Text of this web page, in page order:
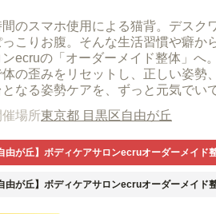
のスマホ使用による猫背。デスク
っこりお腹。そんな生活習慣や癖か
ecruの「オーダーメイド整体」へ
の歪みをリセットし、正しい姿勢
となる姿勢ケアを、ずっと元気でい
催場所東京都 目黒区自由が丘
由が丘】ボディケアサロンecruオーダーメイド
由が丘】ボディケアサロンecruオーダーメイド